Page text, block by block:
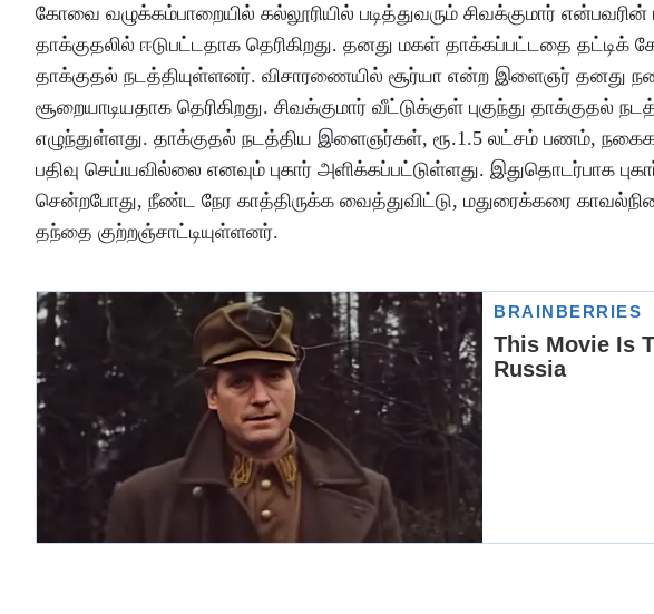
கோவை வழுக்கம்பாறையில் கல்லூரியில் படித்துவரும் சிவக்குமார்
தாக்குதலில் ஈடுபட்டதாக தெரிகிறது. தனது மகள் தாக்கப்பட்டதை தட்டிக்
தாக்குதல் நடத்தியுள்ளனர். விசாரணையில் சூர்யா என்ற இளைஞர் தனது
சூறையாடியதாக தெரிகிறது. சிவக்குமார் வீட்டுக்குள் புகுந்து தாக்குதல்
எழுந்துள்ளது. தாக்குதல் நடத்திய இளைஞர்கள், ரூ.1.5 லட்சம் பணம்,
பதிவு செய்யவில்லை எனவும் புகார் அளிக்கப்பட்டுள்ளது. இதுதொடர்பாக
சென்றபோது, நீண்ட நேர காத்திருக்க வைத்துவிட்டு, மதுரைக்கரை
தந்தை குற்றஞ்சாட்டியுள்ளனர்.